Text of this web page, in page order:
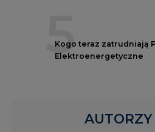
5
Kogo teraz zatrudniają
Elektroenergetyczne
AUTORZY